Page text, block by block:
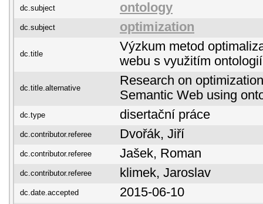
dc.subject ontology
dc.subject optimization
dc.title
Výzkum metod
webu s využitím ontologií
dc.title.alternative
Research on
Semantic Web using
dc.type disertační práce
dc.contributor.referee Dvořák, Jiří
dc.contributor.referee Jašek, Roman
dc.contributor.referee klimek, Jaroslav
dc.date.accepted 2015-06-10